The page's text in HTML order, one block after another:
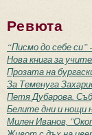
Ревюта
“Писмо до себе си”
Нова книга за
Прозата на
За Теменуга
Петя Дубарова.
Белите дни и нощи
Милен Иванов,